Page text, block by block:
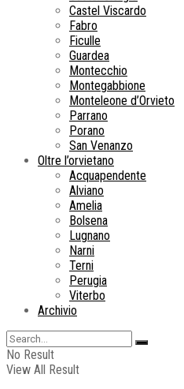
Castel Viscardo
Fabro
Ficulle
Guardea
Montecchio
Montegabbione
Monteleone d’Orvieto
Parrano
Porano
San Venanzo
Oltre l’orvietano
Acquapendente
Alviano
Amelia
Bolsena
Lugnano
Narni
Terni
Perugia
Viterbo
Archivio
No Result
View All Result